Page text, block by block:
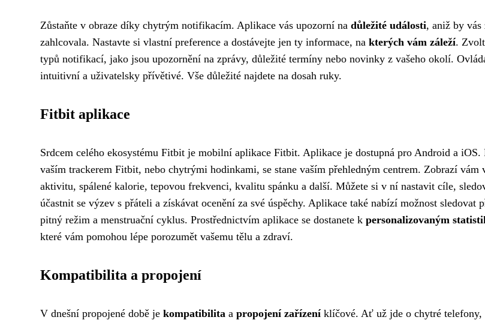
Zůstaňte v obraze díky chytrým notifikacím. Aplikace vás upozorní na důležité události, aniž by vás
zahlcovala. Nastavte si vlastní preference a dostávejte jen ty informace, na kterých vám záleží.
typů notifikací, jako jsou upozornění na zprávy, důležité termíny nebo novinky z vašeho okolí.
intuitivní a uživatelsky přívětivé. Vše důležité najdete na dosah ruky.
Fitbit aplikace
Srdcem celého ekosystému Fitbit je mobilní aplikace Fitbit. Aplikace je dostupná pro Android a iOS.
vaším trackerem Fitbit, nebo chytrými hodinkami, se stane vaším přehledným centrem. Zobrazí vám
aktivitu, spálené kalorie, tepovou frekvenci, kvalitu spánku a další. Můžete si v ní nastavit cíle,
účastnit se výzev s přáteli a získávat ocenění za své úspěchy. Aplikace také nabízí možnost sledovat
pitný režim a menstruační cyklus. Prostřednictvím aplikace se dostanete k personalizovaným
které vám pomohou lépe porozumět vašemu tělu a zdraví.
Kompatibilita a propojení
V dnešní propojené době je kompatibilita a propojení zařízeníklíčové. Ať už jde o chytré telefony,